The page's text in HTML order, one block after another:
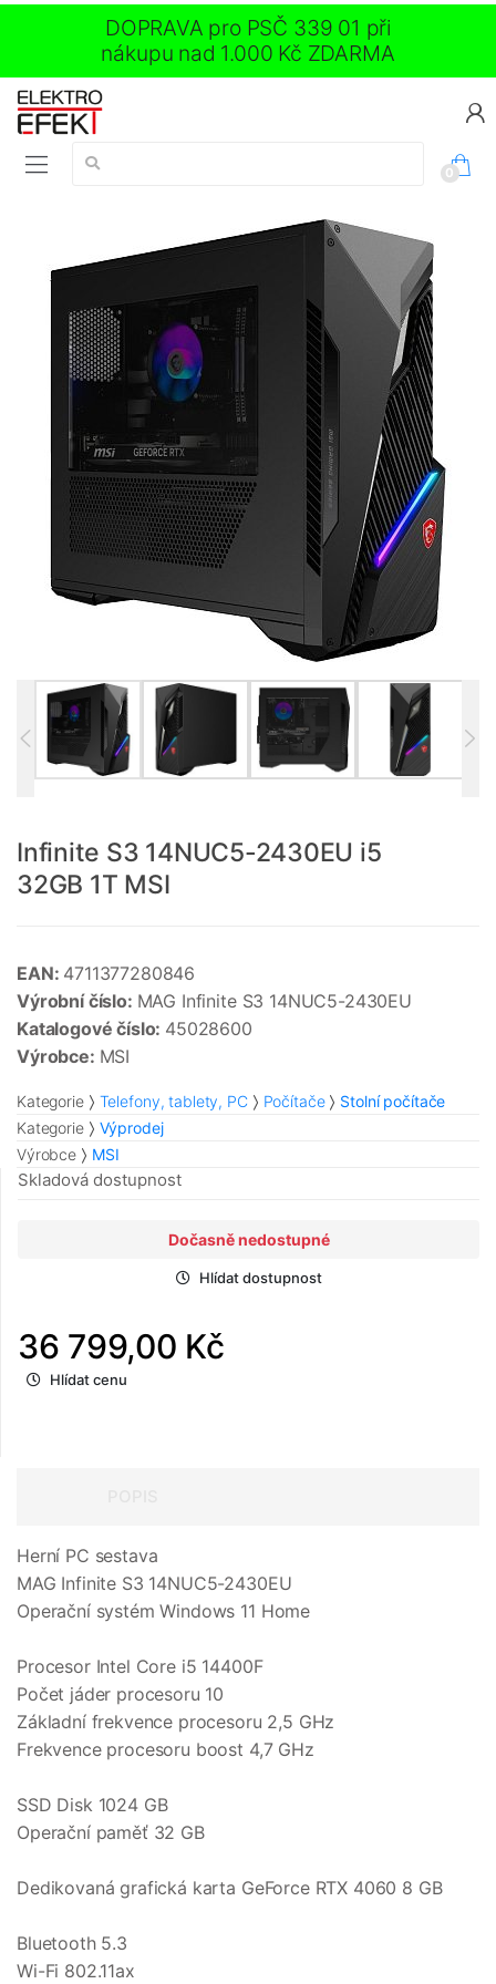
DOPRAVA pro PSČ 339 01 při
nákupu nad 1.000 Kč ZDARMA
Vyhledávání:
0
Infinite S3 14NUC5-2430EU i5
32GB 1T MSI
EAN: 4711377280846
Výrobní číslo: MAG Infinite S3 14NUC5-2430EU
Katalogové číslo: 45028600
Výrobce: MSI
Kategorie Telefony, tablety, PC Počítače
Stolní počítače
Kategorie
Výprodej
Výrobce
MSI
Skladová dostupnost
Dočasně nedostupné
Hlídat dostupnost
36 799,00 Kč
Hlídat cenu
Herní PC sestava
MAG Infinite S3 14NUC5-2430EU
Operační systém Windows 11 Home
Procesor Intel Core i5 14400F
Počet jáder procesoru 10
Základní frekvence procesoru 2,5 GHz
Frekvence procesoru boost 4,7 GHz
SSD Disk 1024 GB
Operační paměť 32 GB
Dedikovaná grafická karta GeForce RTX 4060 8 GB
Bluetooth 5.3
Wi-Fi 802.11ax